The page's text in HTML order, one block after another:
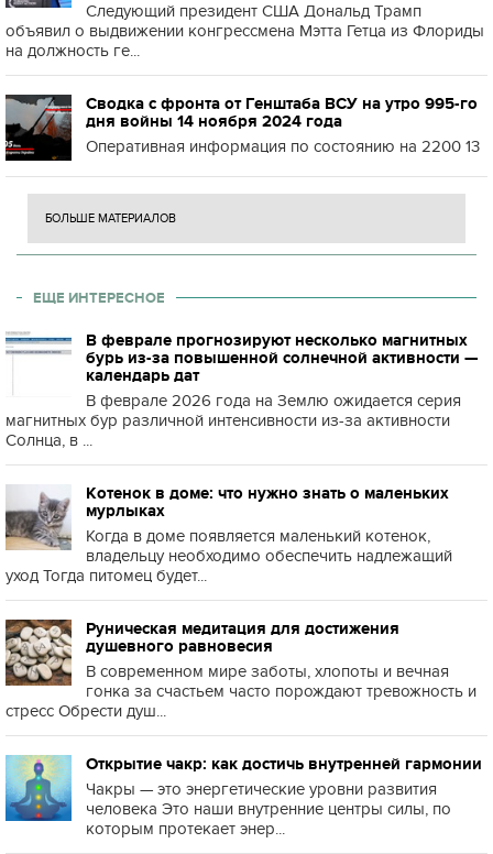
Следующий президент США Дональд Трамп
объявил о выдвижении конгрессмена Мэтта Гетца из Флориды
на должность ге...
Сводка с фронта от Генштаба ВСУ на утро 995-го
дня войны 14 ноября 2024 года
Оперативная информация по состоянию на 2200 13
БОЛЬШЕ МАТЕРИАЛОВ
ЕЩЕ ИНТЕРЕСНОЕ
В феврале прогнозируют несколько магнитных
бурь из-за повышенной солнечной активности —
календарь дат
В феврале 2026 года на Землю ожидается серия
магнитных бур различной интенсивности из-за активности
Солнца, в ...
Котенок в доме: что нужно знать о маленьких
мурлыках
Когда в доме появляется маленький котенок,
владельцу необходимо обеспечить надлежащий
уход Тогда питомец будет...
Руническая медитация для достижения
душевного равновесия
В современном мире заботы, хлопоты и вечная
гонка за счастьем часто порождают тревожность и
стресс Обрести душ...
Открытие чакр: как достичь внутренней гармонии
Чакры — это энергетические уровни развития
человека Это наши внутренние центры силы, по
которым протекает энер...